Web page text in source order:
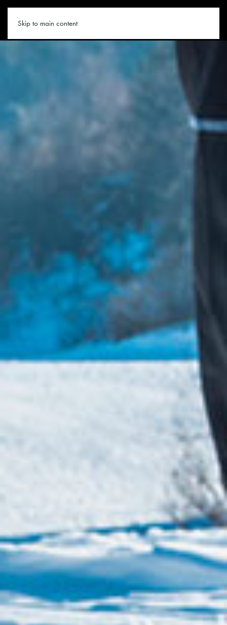
Skip to main content
LANGLAUFEN.CO